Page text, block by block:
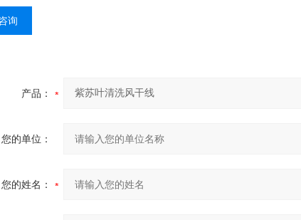
询
产品：
您的单位：
您的姓名：